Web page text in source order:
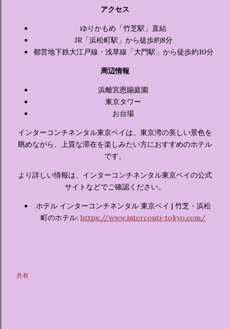
アクセス
ゆりかもめ「竹芝駅」直結
JR「浜松町駅」から徒歩約8分
都営地下鉄大江戸線・浅草線「大門駅」から徒歩約10分
周辺情報
浜離宮恩賜庭園
東京タワー
お台場
インターコンチネンタル東京ベイは、東京湾の美しい景色を
眺めながら、上質な滞在を楽しみたい方におすすめのホテル
です。
より詳しい情報は、インターコンチネンタル東京ベイの公式
サイトなどでご確認ください。
ホテル インターコンチネンタル 東京ベイ | 竹芝・浜松
町のホテル: https://www.interconti-tokyo.com/
共有